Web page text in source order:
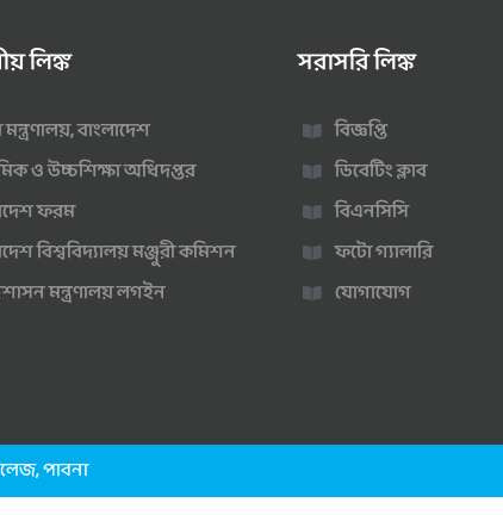
লিঙ্ক
মন্ত্রণালয়, বাংলাদেশ
ও উচ্চশিক্ষা অধিদপ্তর
ফরম
বিশ্ববিদ্যালয় মঞ্জুরী কমিশন
মন্ত্রণালয় লগইন
সরাসরি লিঙ্ক
বিজ্ঞপ্তি
ডিবেটিং ক্লাব
বিএনসিসি
ফটো গ্যালারি
যোগাযোগ
পাবনা